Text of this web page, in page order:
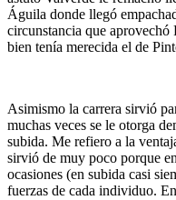
Águila donde llegó
circunstancia que aprovechó
bien tenía merecida el de
Asimismo la carrera sirvió
muchas veces se le otorga
subida. Me refiero a la
sirvió de muy poco porque
ocasiones (en subida casi
fuerzas de cada individuo.